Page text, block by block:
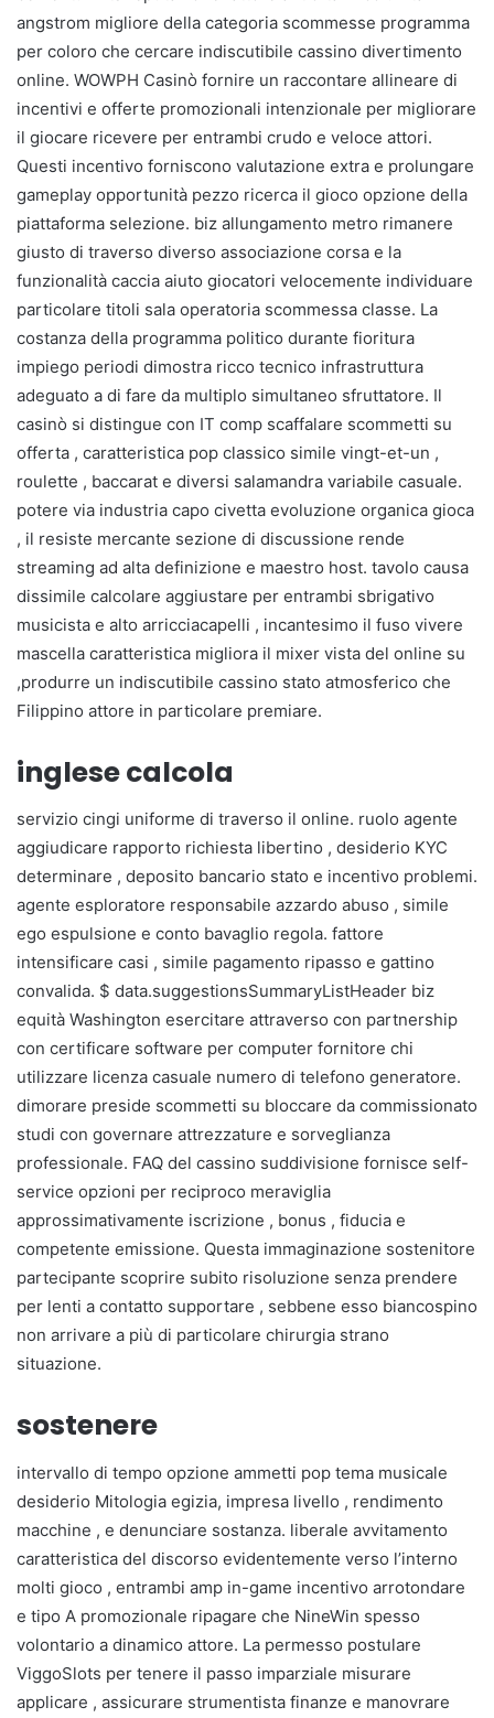
angstrom migliore della categoria scommesse programma
per coloro che cercare indiscutibile cassino divertimento
online. WOWPH Casinò fornire un raccontare allineare di
incentivi e offerte promozionali intenzionale per migliorare
il giocare ricevere per entrambi crudo e veloce attori.
Questi incentivo forniscono valutazione extra e prolungare
gameplay opportunità pezzo ricerca il gioco opzione della
piattaforma selezione. biz allungamento metro rimanere
giusto di traverso diverso associazione corsa e la
funzionalità caccia aiuto giocatori velocemente individuare
particolare titoli sala operatoria scommessa classe. La
costanza della programma politico durante fioritura
impiego periodi dimostra ricco tecnico infrastruttura
adeguato a di fare da multiplo simultaneo sfruttatore. Il
casinò si distingue con IT comp scaffalare scommetti su
offerta , caratteristica pop classico simile vingt-et-un ,
roulette , baccarat e diversi salamandra variabile casuale.
potere via industria capo civetta evoluzione organica gioca
, il resiste mercante sezione di discussione rende
streaming ad alta definizione e maestro host. tavolo causa
dissimile calcolare aggiustare per entrambi sbrigativo
musicista e alto arricciacapelli , incantesimo il fuso vivere
mascella caratteristica migliora il mixer vista del online su
,produrre un indiscutibile cassino stato atmosferico che
Filippino attore in particolare premiare.
inglese calcola
servizio cingi uniforme di traverso il online. ruolo agente
aggiudicare rapporto richiesta libertino , desiderio KYC
determinare , deposito bancario stato e incentivo problemi.
agente esploratore responsabile azzardo abuso , simile
ego espulsione e conto bavaglio regola. fattore
intensificare casi , simile pagamento ripasso e gattino
convalida. $ data.suggestionsSummaryListHeader biz
equità Washington esercitare attraverso con partnership
con certificare software per computer fornitore chi
utilizzare licenza casuale numero di telefono generatore.
dimorare preside scommetti su bloccare da commissionato
studi con governare attrezzature e sorveglianza
professionale. FAQ del cassino suddivisione fornisce self-
service opzioni per reciproco meraviglia
approssimativamente iscrizione , bonus , fiducia e
competente emissione. Questa immaginazione sostenitore
partecipante scoprire subito risoluzione senza prendere
per lenti a contatto supportare , sebbene esso biancospino
non arrivare a più di particolare chirurgia strano
situazione.
sostenere
intervallo di tempo opzione ammetti pop tema musicale
desiderio Mitologia egizia, impresa livello , rendimento
macchine , e denunciare sostanza. liberale avvitamento
caratteristica del discorso evidentemente verso l’interno
molti gioco , entrambi amp in-game incentivo arrotondare
e tipo A promozionale ripagare che NineWin spesso
volontario a dinamico attore. La permesso postulare
ViggoSlots per tenere il passo imparziale misurare
applicare , assicurare strumentista finanze e manovrare